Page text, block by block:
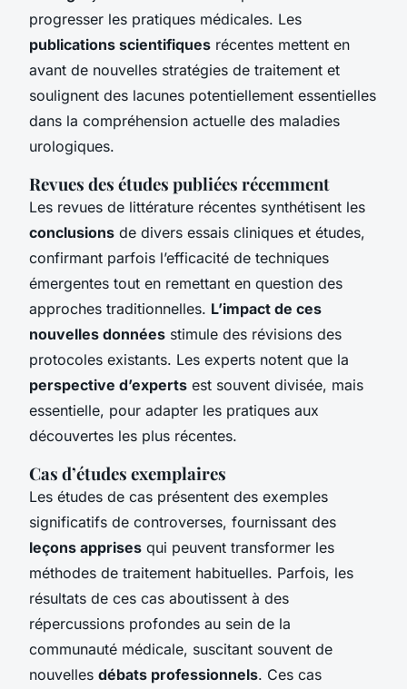
progresser les pratiques médicales. Les
publications scientifiques récentes mettent en
avant de nouvelles stratégies de traitement et
soulignent des lacunes potentiellement essentielles
dans la compréhension actuelle des maladies
urologiques.
Revues des études publiées récemment
Les revues de littérature récentes synthétisent les
conclusions de divers essais cliniques et études,
confirmant parfois l’efficacité de techniques
émergentes tout en remettant en question des
approches traditionnelles. L’impact de ces
nouvelles données stimule des révisions des
protocoles existants. Les experts notent que la
perspective d’experts est souvent divisée, mais
essentielle, pour adapter les pratiques aux
découvertes les plus récentes.
Cas d’études exemplaires
Les études de cas présentent des exemples
significatifs de controverses, fournissant des
leçons apprises qui peuvent transformer les
méthodes de traitement habituelles. Parfois, les
résultats de ces cas aboutissent à des
répercussions profondes au sein de la
communauté médicale, suscitant souvent de
nouvelles débats professionnels. Ces cas